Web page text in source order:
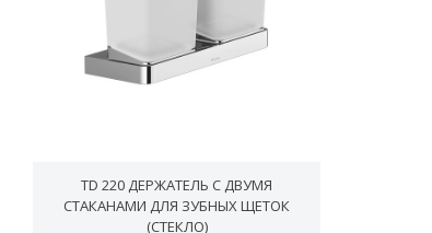
TD 220 ДЕРЖАТЕЛЬ С ДВУМЯ
СТАКАНАМИ ДЛЯ ЗУБНЫХ ЩЕТОК
(СТЕКЛО)